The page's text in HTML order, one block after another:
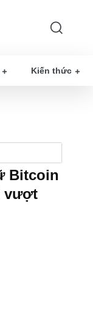
Kiến thức
Bitcoin
vượt